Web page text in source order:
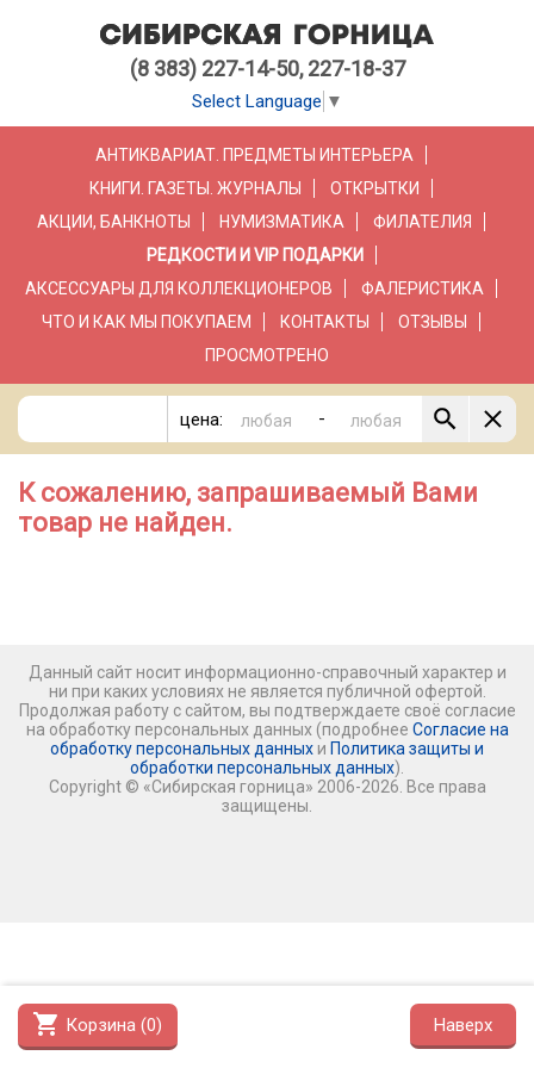
(8 383) 227-14-50, 227-18-37
Select Language ▼
АНТИКВАРИАТ. ПРЕДМЕТЫ ИНТЕРЬЕРА
КНИГИ. ГАЗЕТЫ. ЖУРНАЛЫ
ОТКРЫТКИ
АКЦИИ, БАНКНОТЫ
НУМИЗМАТИКА
ФИЛАТЕЛИЯ
РЕДКОСТИ И VIP ПОДАРКИ
АКСЕССУАРЫ ДЛЯ КОЛЛЕКЦИОНЕРОВ
ФАЛЕРИСТИКА
ЧТО И КАК МЫ ПОКУПАЕМ
КОНТАКТЫ
ОТЗЫВЫ
ПРОСМОТРЕНО
цена: -
shopping_cart Корзина (0) Наверх
К сожалению, запрашиваемый Вами
товар не найден.
Данный сайт носит информационно-справочный характер и
ни при каких условиях не является публичной офертой.
Продолжая работу с сайтом, вы подтверждаете своё согласие
на обработку персональных данных (подробнее Согласие на
обработку персональных данных и Политика защиты и
обработки персональных данных).
Copyright © «Сибирская горница» 2006-2026. Все права
защищены.